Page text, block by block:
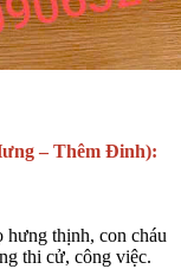
– Thêm Đinh):
hưng thịnh, con cháu
thi cử, công việc.